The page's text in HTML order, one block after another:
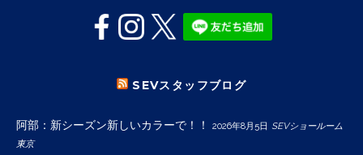
SEVスタッフブログ
阿部：新シーズン新しいカラーで！！ 2026年8月5日 SEVショールーム
東京